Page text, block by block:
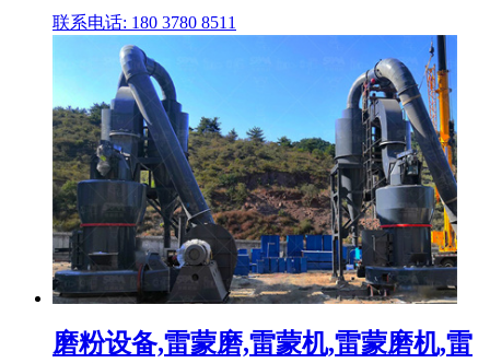
联系电话: 180 3780 8511
磨粉设备,雷蒙磨,雷蒙机,雷蒙磨机,雷